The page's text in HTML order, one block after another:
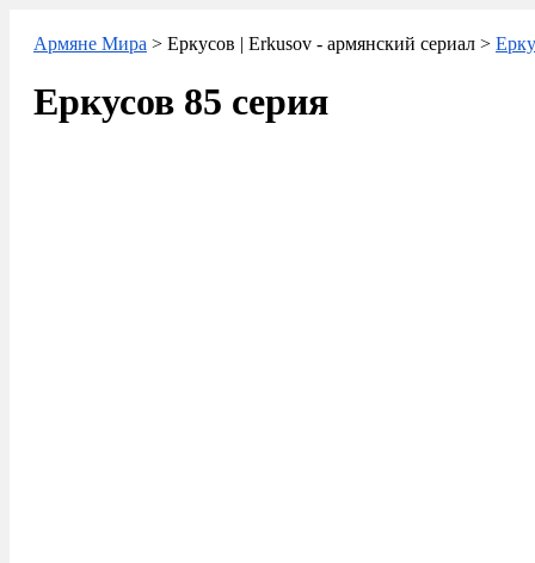
Армяне Мира > Еркусов | Erkusov - армянский сериал >
Еркусов 85 серия